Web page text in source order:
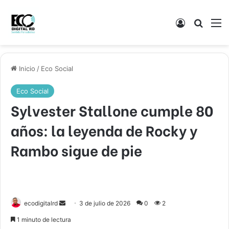
Acceso
Inicio / Eco Social
Eco Social
Sylvester Stallone cumple 80
años: la leyenda de Rocky y
Rambo sigue de pie
ecodigitalrd
Send 3 de julio de 2026 0 2
1 minuto de lectura